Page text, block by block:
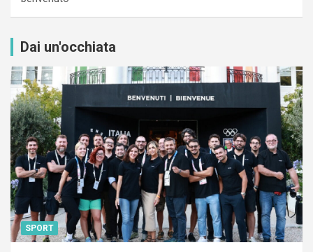
Dai un'occhiata
SPORT